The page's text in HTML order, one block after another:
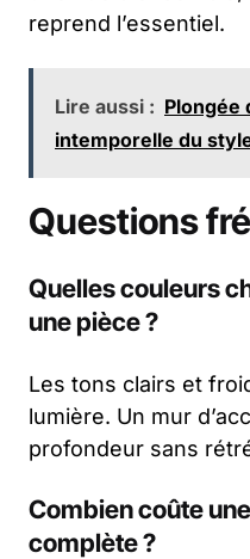
reprend l’essentiel.
Lire aussi : Plongée
intemporelle du
Questions
Quelles couleurs
une pièce ?
Les tons clairs et
lumière. Un mur
profondeur sans
Combien coûte
complète ?